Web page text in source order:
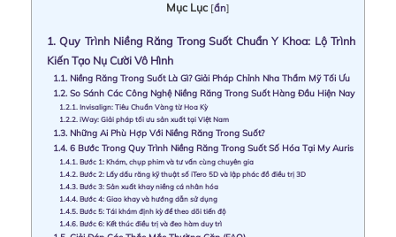
Mục Lục [ẩn]
1. Quy Trình Niềng Răng Trong Suốt Chuẩn Y Khoa: Lộ Trình
Kiến Tạo Nụ Cười Vô Hình
1.1. Niềng Răng Trong Suốt Là Gì? Giải Pháp Chỉnh Nha Thẩm Mỹ Tối Ưu
1.2. So Sánh Các Công Nghệ Niềng Răng Trong Suốt Hàng Đầu Hiện Nay
1.2.1. Invisalign: Tiêu Chuẩn Vàng từ Hoa Kỳ
1.2.2. iWay: Giải pháp tối ưu sản xuất tại Việt Nam
1.3. Những Ai Phù Hợp Với Niềng Răng Trong Suốt?
1.4. 6 Bước Trong Quy Trình Niềng Răng Trong Suốt Số Hóa Tại My Auris
1.4.1. Bước 1: Khám, chụp phim và tư vấn cùng chuyên gia
1.4.2. Bước 2: Lấy dấu răng kỹ thuật số iTero 5D và lập phác đồ điều trị 3D
1.4.3. Bước 3: Sản xuất khay niềng cá nhân hóa
1.4.4. Bước 4: Giao khay và hướng dẫn sử dụng
1.4.5. Bước 5: Tái khám định kỳ để theo dõi tiến độ
1.4.6. Bước 6: Kết thúc điều trị và đeo hàm duy trì